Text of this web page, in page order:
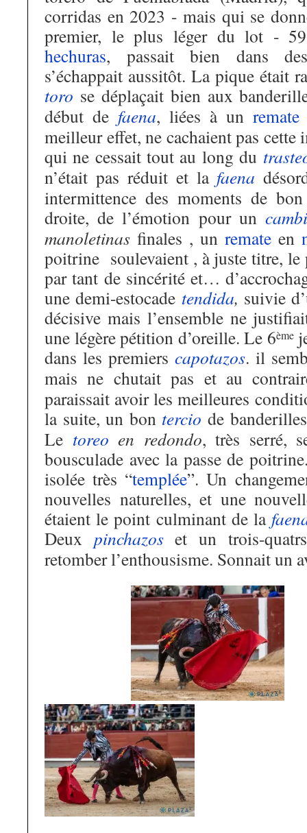
corridas en 2023 - mais qui se
premier, le plus léger du lot -
hechuras, passait bien dans
s’échappait aussitôt. La pique était
toro se déplaçait bien aux
début de faena, liées à un remate
meilleur effet, ne cachaient pas cette
qui ne cessait tout au long du
n’était pas réduit et la faena
intermittence des moments de bon
droite, de l’émotion pour un
manoletinas finales , un remate en
poitrine soulevaient , à juste titre, le
par tant de sincérité et…
une demi-estocade tendida, suivie
décisive mais l’ensemble ne
une légère pétition d’oreille. Le 6ème
dans les premiers capotazos. il
mais ne chutait pas et au
paraissait avoir les meilleures
la suite, un bon tercio de
Le toreo en redondo, très serré,
bousculade avec la passe de
isolée très “templée”. Un
nouvelles naturelles, et une
étaient le point culminant de la
Deux pinchazoset un trois-
retomber l’enthousisme. Sonnait un